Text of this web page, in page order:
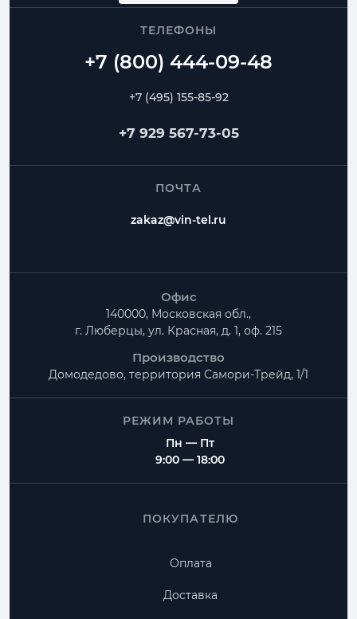
ТЕЛЕФОНЫ
+7 (495) 155-85-92
+7 929 567-73-05
ПОЧТА
zakaz@vin-tel.ru
Офис
140000, Московская обл.,
г. Люберцы, ул. Красная, д. 1, оф. 215
Производство
Домодедово, территория Самори-Трейд, 1/1
РЕЖИМ РАБОТЫ
Пн — Пт
9:00 — 18:00
ПОКУПАТЕЛЮ
Оплата
Доставка